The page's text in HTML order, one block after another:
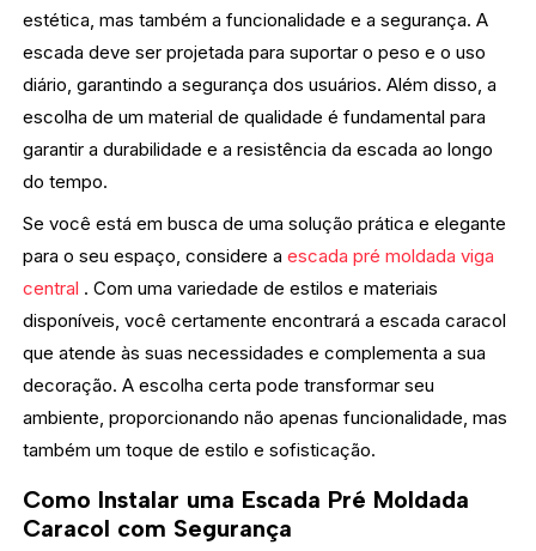
estética, mas também a funcionalidade e a segurança. A
escada deve ser projetada para suportar o peso e o uso
diário, garantindo a segurança dos usuários. Além disso, a
escolha de um material de qualidade é fundamental para
garantir a durabilidade e a resistência da escada ao longo
do tempo.
Se você está em busca de uma solução prática e elegante
para o seu espaço, considere aescada pré moldada viga
central . Com uma variedade de estilos e materiais
disponíveis, você certamente encontrará a escada caracol
que atende às suas necessidades e complementa a sua
decoração. A escolha certa pode transformar seu
ambiente, proporcionando não apenas funcionalidade, mas
também um toque de estilo e sofisticação.
Como Instalar uma Escada Pré Moldada
Caracol com Segurança